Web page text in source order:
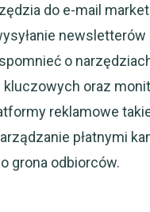
do e-mail
o
kluczowych oraz
reklamowe
płatnymi
grona odbiorców.